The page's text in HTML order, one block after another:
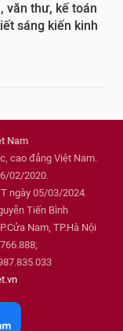
văn thư, kế toán
sáng kiến kinh
Nam
cao đẳng Việt Nam.
02/2020.
ngày 05/03/2024.
Tiến Bình
Nam, TP.Hà Nội